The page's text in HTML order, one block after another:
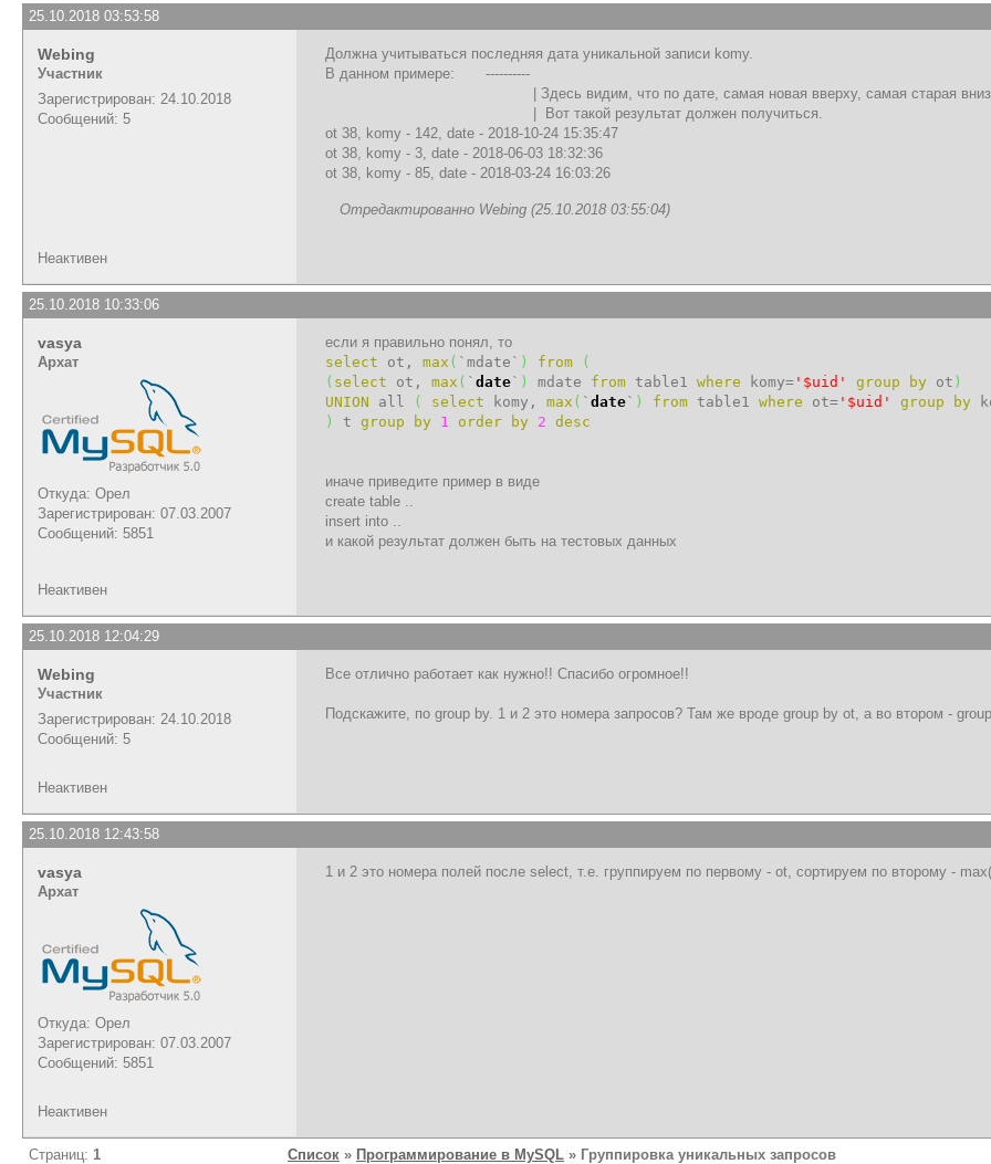
25.10.2018 03:53:58
Webing
Участник
Зарегистрирован: 24.10.2018
Сообщений: 5
Должна учитываться последняя дата уникальной записи komy.
В данном примере: ----------
| Здесь видим, что по дате, самая новая вверху, самая старая
| Вот такой результат должен получиться.
ot 38, komy - 142, date - 2018-10-24 15:35:47
ot 38, komy - 3, date - 2018-06-03 18:32:36
ot 38, komy - 85, date - 2018-03-24 16:03:26
Отредактированно Webing (25.10.2018 03:55:04)
Неактивен
25.10.2018 10:33:06
vasya
Архат
Откуда: Орел
Зарегистрирован: 07.03.2007
Сообщений: 5851
если я правильно понял, то
select ot, max ( `mdate` ) from
(
( select ot, max ( ` date` ) mdate from table1 where komy= '$uid' group by ot )
UNION all ( select komy, max ( ` date` ) from table1 where ot= '$uid' group by
)
t group by 1 order by 2 desc
иначе приведите пример в виде
create table ..
insert into ..
и какой результат должен быть на тестовых данных
Неактивен
25.10.2018 12:04:29
Webing
Участник
Зарегистрирован: 24.10.2018
Сообщений: 5
Все отлично работает как нужно!! Спасибо огромное!!
Подскажите, по group by. 1 и 2 это номера запросов? Там же вроде group by ot, а во втором -
Неактивен
25.10.2018 12:43:58
vasya
Архат
Откуда: Орел
Зарегистрирован: 07.03.2007
Сообщений: 5851
1 и 2 это номера полей после select, т.е. группируем по первому - ot, сортируем по второму -
Неактивен
Страниц: 1 Список » Программирование в MySQL » Группировка уникальных запросов